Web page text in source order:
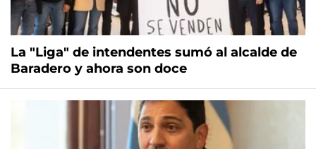
La "Liga" de intendentes sumó al alcalde de
Baradero y ahora son doce